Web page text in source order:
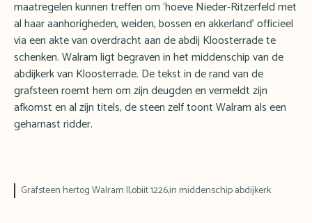
maatregelen kunnen treffen om ‘hoeve Nieder-Ritzerfeld met
al haar aanhorigheden, weiden, bossen en akkerland’ officieel
via een akte van overdracht aan de abdij Kloosterrade te
schenken. Walram ligt begraven in het middenschip van de
abdijkerk van Kloosterrade. De tekst in de rand van de
grafsteen roemt hem om zijn deugden en vermeldt zijn
afkomst en al zijn titels, de steen zelf toont Walram als een
geharnast ridder.
Grafsteen hertog Walram II,obiit 1226,in middenschip abdijkerk